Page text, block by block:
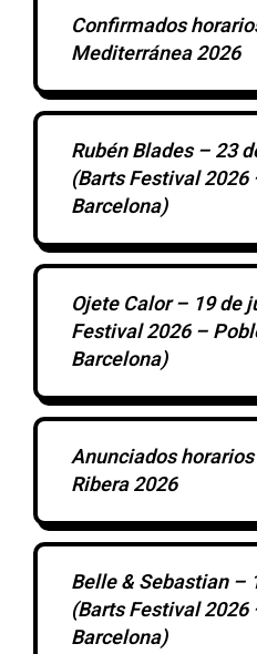
Confirmados
Mediterránea 2026
Rubén Blades – 23
(Barts Festival
Barcelona)
Ojete Calor – 19 de
Festival 2026 –
Barcelona)
Anunciados
Ribera 2026
Belle & Sebastian –
(Barts Festival
Barcelona)